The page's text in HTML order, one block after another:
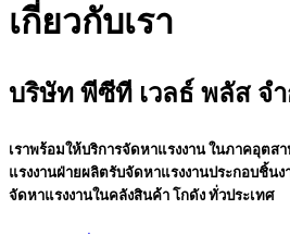
เกี่ยวกับเรา
บริษัท พีซีที เวลธ์ พลัส จ
เราพร้อมให้บริการจัดหาแรงงาน ในภาคอุตส
แรงงานฝ่ายผลิตรับจัดหาแรงงานประกอบชิ้น
จัดหาแรงงานในคลังสินค้า โกดัง ทั่วประเทศ